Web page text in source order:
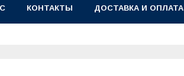
КОНТАКТЫ ДОСТАВКА И ОПЛАТА